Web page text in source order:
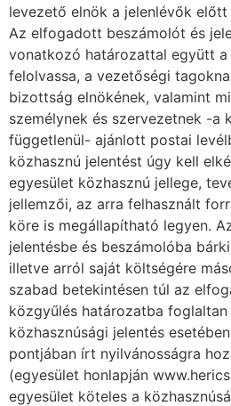
levezető elnök a jelenlévők
Az elfogadott beszámolót és
vonatkozó határozattal együtt a
felolvassa, a vezetőségi
bizottság elnökének, valamint
személynek és szervezetnek -a
függetlenül- ajánlott postai
közhasznú jelentést úgy kell
egyesület közhasznú jellege,
jellemzői, az arra felhasznált
köre is megállapítható legyen.
jelentésbe és beszámolóba
illetve arról saját költségére
szabad betekintésen túl az
közgyűlés határozatba
közhasznúsági jelentés
pontjában írt nyilvánosságra
(egyesület honlapján
egyesület köteles a